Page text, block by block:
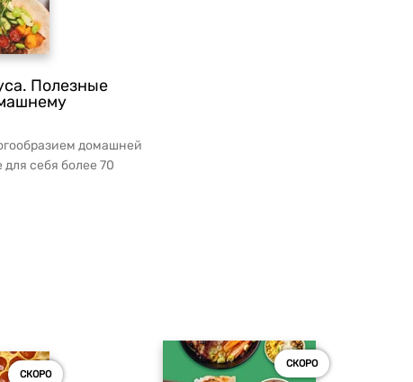
Полезные
домашней
для себя более 70
и полезных бл...
СКОРО
СКОРО